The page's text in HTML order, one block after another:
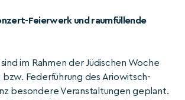
Feierwerk und raumfüllende
sind im Rahmen der Jüdischen Woche
Federführung des Ariowitsch-
besondere Veranstaltungen geplant.